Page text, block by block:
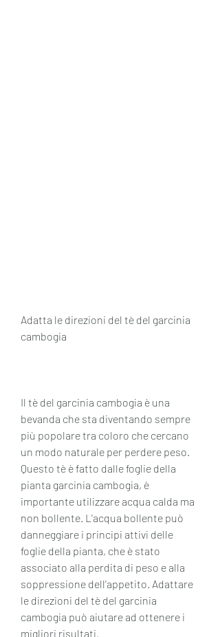
Adatta le direzioni del tè del garcinia
cambogia
Il tè del garcinia cambogia è una
bevanda che sta diventando sempre
più popolare tra coloro che cercano
un modo naturale per perdere peso.
Questo tè è fatto dalle foglie della
pianta garcinia cambogia, è
importante utilizzare acqua calda ma
non bollente. L'acqua bollente può
danneggiare i principi attivi delle
foglie della pianta, che è stato
associato alla perdita di peso e alla
soppressione dell'appetito. Adattare
le direzioni del tè del garcinia
cambogia può aiutare ad ottenere i
migliori risultati.